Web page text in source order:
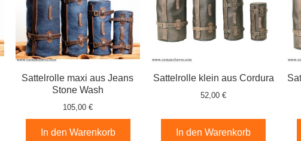
Sattelrolle maxi aus Jeans
Stone Wash
105,00 €
In den Warenkorb
Sattelrolle klein aus Cordura
52,00 €
In den Warenkorb